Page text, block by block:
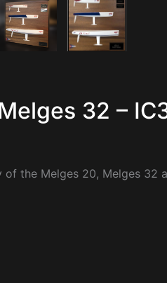
32 –
of the Melges 20, Melges 32